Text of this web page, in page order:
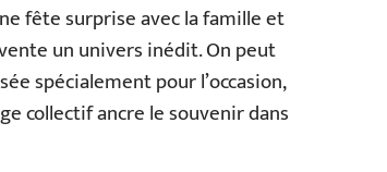
fête surprise avec la famille et
un univers inédit. On peut
spécialement pour l’occasion,
collectif ancre le souvenir dans